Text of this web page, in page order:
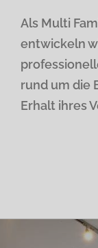
Als Multi
entwickeln
rund um die
Erhalt ihres